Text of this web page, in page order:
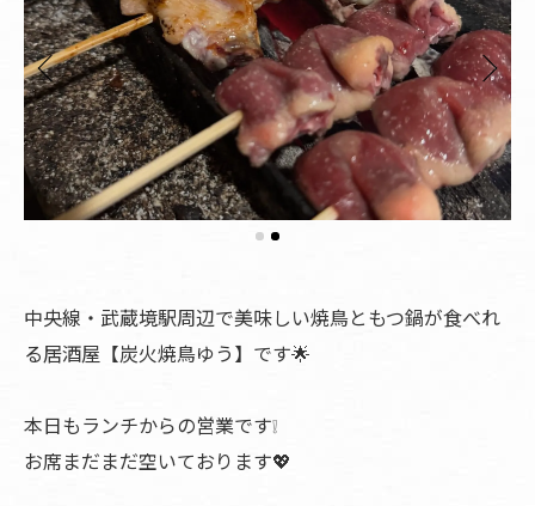
中央線・武蔵境駅周辺で美味しい焼鳥ともつ鍋が食べれ
る居酒屋【炭火焼鳥ゆう】です🌟
本日もランチからの営業です❕
お席まだまだ空いております💖